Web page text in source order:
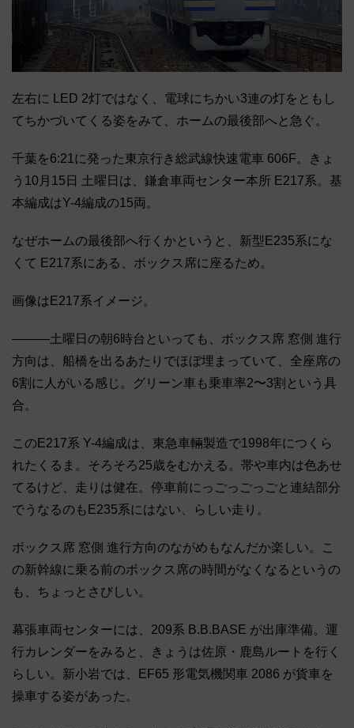
左右に LED 2灯ではなく、電球にちかい3連の灯をともし
てちかづいてくる姿をみて、ホームの最後部へと急ぐ。
千葉を6:21に発った東京行き総武線快速電車 606F。きょ
う10月15日 土曜日は、鎌倉車両センター本所 E217系。基
本編成はY-4編成の15両。
なぜホームの最後部へ行くかというと、新型E235系にな
くて E217系にある、ボックス席に座るため。
画像はE217系イメージ。
―――土曜日の朝6時台といっても、ボックス席 窓側 進行
方向は、船橋を出るあたりでほぼ埋まっていて、全座席の
6割に人がいる感じ。グリーン車も乗車率2〜3割という具
合。
このE217系 Y-4編成は、東急車輛製造で1998年につくら
れたくるま。そろそろ25歳をむかえる。帯や車内は色あせ
てるけど、走りは健在。停車前にっごっごっごと連結部分
でうなるのもE235系にはない、らしい走り。
ボックス席 窓側 進行方向のながめもなんだか楽しい。こ
の新幹線に乗る前のボックス席の時間がなくなるというの
も、ちょっとさびしい。
幕張車両センターには、209系 B.B.BASE が出庫準備。運
行カレンダーをみると、きょうは佐原・鹿島ルートを行く
らしい。新小岩では、EF65 形電気機関車 2086 が貨車を
操車する姿があった。